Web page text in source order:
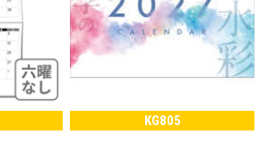
KG805